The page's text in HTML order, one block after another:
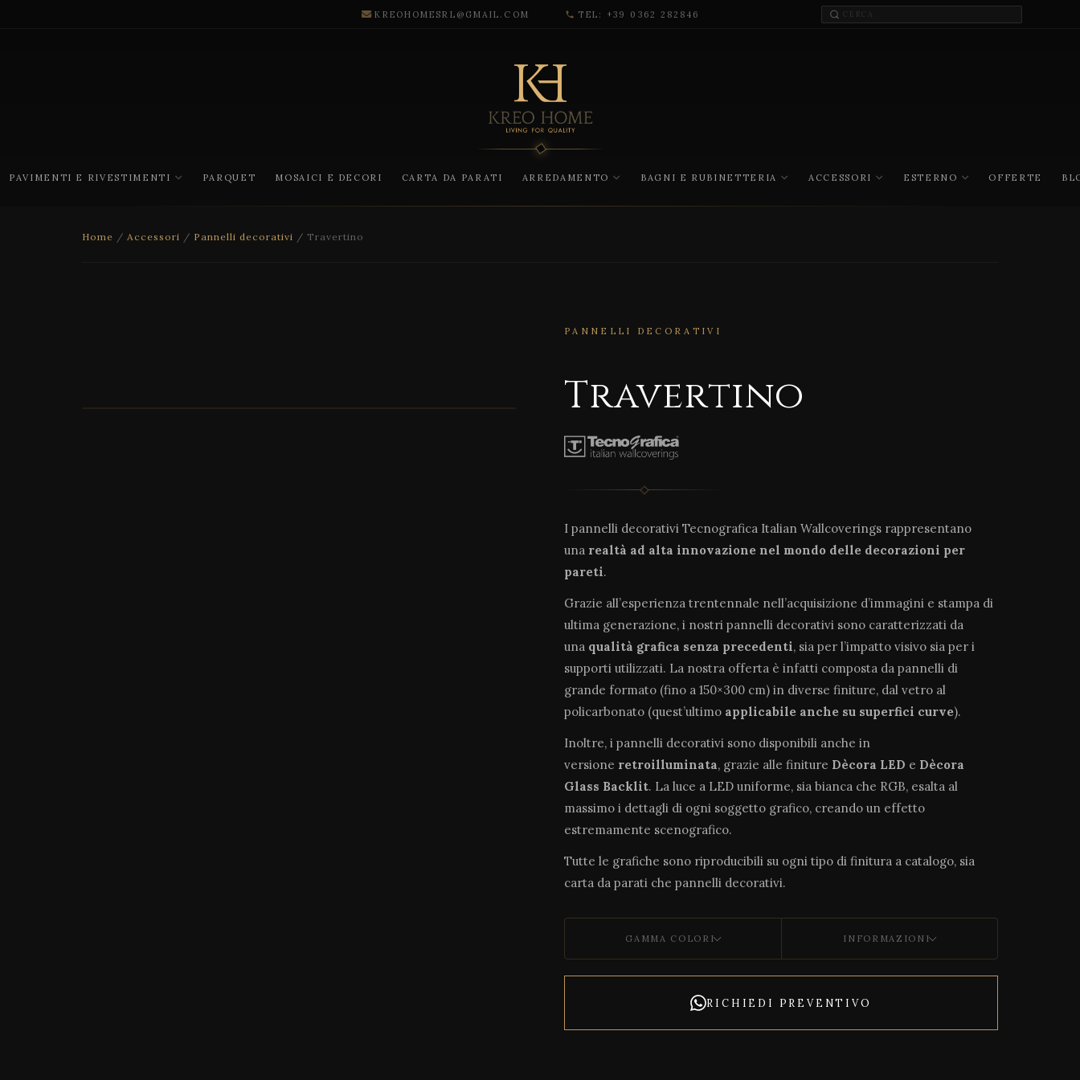
KREOHOMESRL@GMAIL.COM phone TEL: +39 0362 282846
PAVIMENTI E RIVESTIMENTI PARQUET MOSAICI E DECORI CARTA DA PARATI ARREDAMENTO BAGNI E RUBINETTERIA ACCESSORI ESTERNO OFFERTE
Home / Accessori / Pannelli decorativi / Travertino
PANNELLI DECORATIVI
Travertino
I pannelli decorativi Tecnografica Italian Wallcoverings rappresentano
una realtà ad alta innovazione nel mondo delle decorazioni per
pareti.
Grazie all’esperienza trentennale nell’acquisizione d’immagini e stampa di
ultima generazione, i nostri pannelli decorativi sono caratterizzati da
una qualità grafica senza precedenti, sia per l’impatto visivo sia per i
supporti utilizzati. La nostra offerta è infatti composta da pannelli di
grande formato (fino a 150×300 cm) in diverse finiture, dal vetro al
policarbonato (quest’ultimo applicabile anche su superfici curve).
Inoltre, i pannelli decorativi sono disponibili anche in
versione retroilluminata, grazie alle finiture Dècora LED e Dècora
Glass Backlit. La luce a LED uniforme, sia bianca che RGB, esalta al
massimo i dettagli di ogni soggetto grafico, creando un effetto
estremamente scenografico.
Tutte le grafiche sono riproducibili su ogni tipo di finitura a catalogo, sia
carta da parati che pannelli decorativi.
GAMMA COLORI INFORMAZIONI
RICHIEDI PREVENTIVO